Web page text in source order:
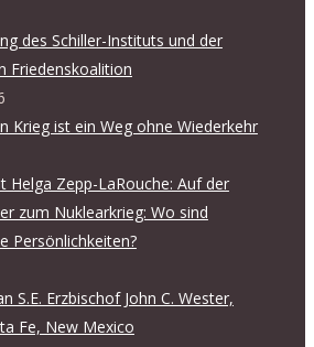
des Schiller-Instituts und der
Friedenskoalition
Krieg ist ein Weg ohne Wiederkehr
Helga Zepp-LaRouche: Auf der
zum Nuklearkrieg: Wo sind
Persönlichkeiten?
S.E. Erzbischof John C. Wester,
Fe, New Mexico